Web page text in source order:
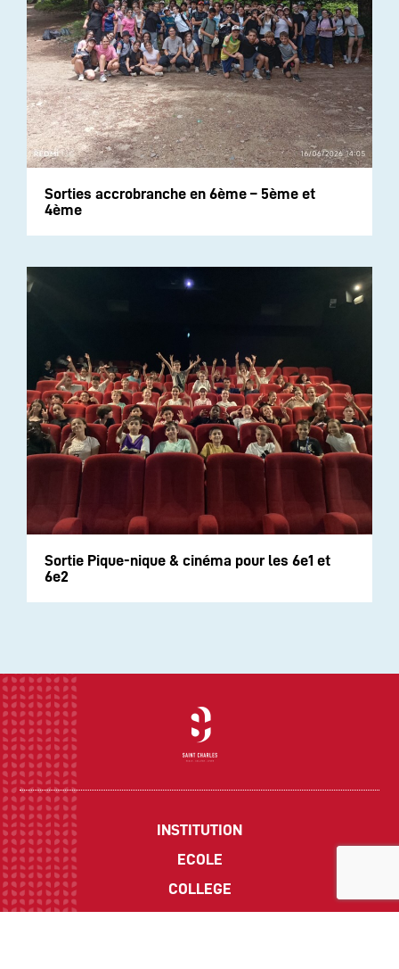
Sorties accrobranche en 6ème – 5ème et
4ème
Sortie Pique-nique & cinéma pour les 6e1 et
6e2
INSTITUTION
ECOLE
COLLEGE